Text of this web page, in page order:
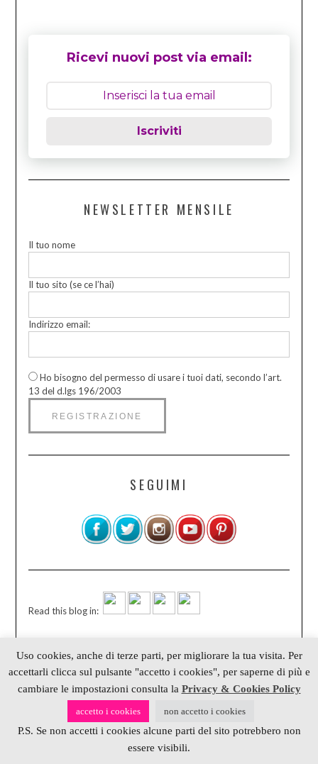
Ricevi nuovi post via email:
Iscriviti
NEWSLETTER MENSILE
Il tuo nome
Il tuo sito (se ce l’hai)
Indirizzo email:
Ho bisogno del permesso di usare i tuoi dati, secondo l’art.
13 del d.lgs 196/2003
SEGUIMI
Read this blog in:
CHI C’È DIETRO LO SCHERMO
Alessia Gribaudi
autrice, blogger, crochet designer e
Social Media Specialist
Uso cookies, anche di terze parti, per migliorare la tua visita. Per
accettarli clicca sul pulsante "accetto i cookies", per saperne di più e
cambiare le impostazioni consulta la Privacy & Cookies Policy
accetto i cookies non accetto i cookies
P.S. Se non accetti i cookies alcune parti del sito potrebbero non
essere visibili.